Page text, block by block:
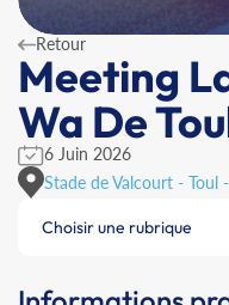
Retour
Meeting
Wa De
6 Juin 2026
Stade de Valcourt - Toul
Choisir une rubrique